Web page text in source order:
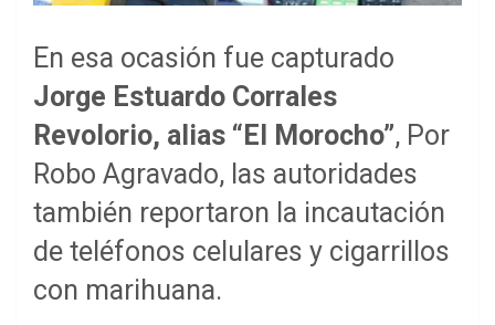
En esa ocasión fue capturado
Jorge Estuardo Corrales
Revolorio, alias “El Morocho”, Por
Robo Agravado, las autoridades
también reportaron la incautación
de teléfonos celulares y cigarrillos
con marihuana.